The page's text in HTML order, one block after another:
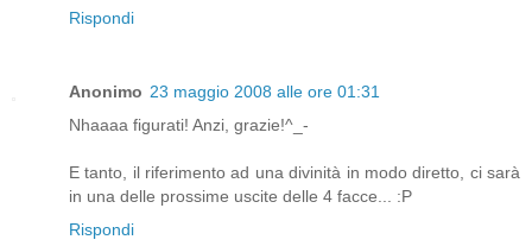
Rispondi
Anonimo 23 maggio 2008 alle ore 01:31
Nhaaaa figurati! Anzi, grazie!^_-
E tanto, il riferimento ad una divinità in modo diretto, ci sarà
in una delle prossime uscite delle 4 facce... :P
Rispondi